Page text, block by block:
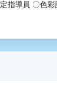
指導員 〇色彩